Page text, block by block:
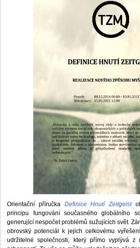
Orientační příručka Definice Hnutí Zeitgeist
principu fungování současného globálního
generující nespočet problémů sužujících svět.
obrovský potenciál k jejich celkovému
udržitelné společnosti, který přímo vyplývá z